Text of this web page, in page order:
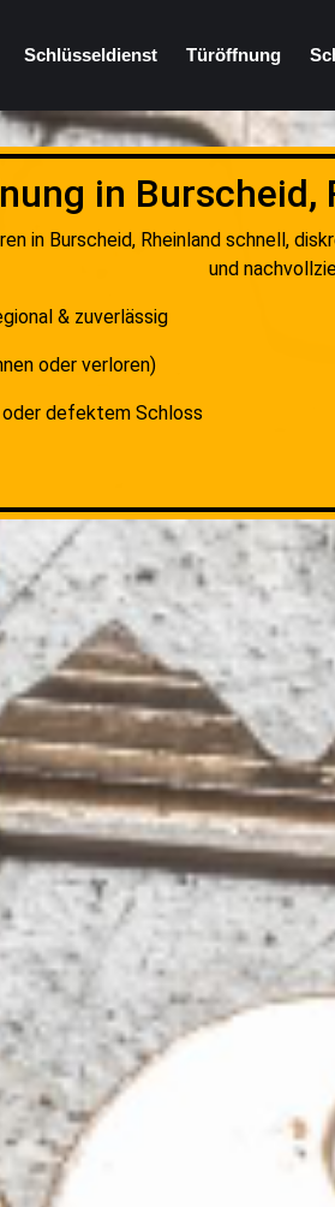
Schlüsseldienst Türöffnung
in Burscheid,
in Burscheid, Rheinland schnell,
und
& zuverlässig
oder verloren)
defektem Schloss